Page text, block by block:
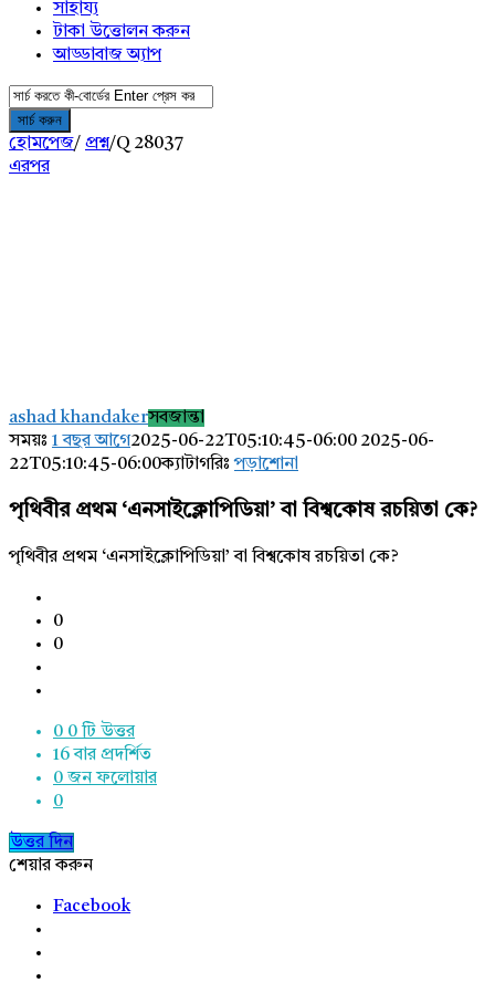
সাহায্য
টাকা উত্তোলন করুন
আড্ডাবাজ অ্যাপ
হোমপেজ/ প্রশ্ন/Q 28037
এরপর
Latest
প্রশ্ন
ashad khandakerসবজান্তা
সময়ঃ 1 বছর আগে2025-06-22T05:10:45-06:00 2025-06-
22T05:10:45-06:00ক্যাটাগরিঃপড়াশোনা
পৃথিবীর প্রথম ‘এনসাইক্লোপিডিয়া’ বা বিশ্বকোষ রচয়িতা কে?
পৃথিবীর প্রথম ‘এনসাইক্লোপিডিয়া’ বা বিশ্বকোষ রচয়িতা কে?
0
0
0 0 টি উত্তর
16বার প্রদর্শিত
0 জন ফলোয়ার
0
উত্তর দিন
শেয়ার করুন
Facebook